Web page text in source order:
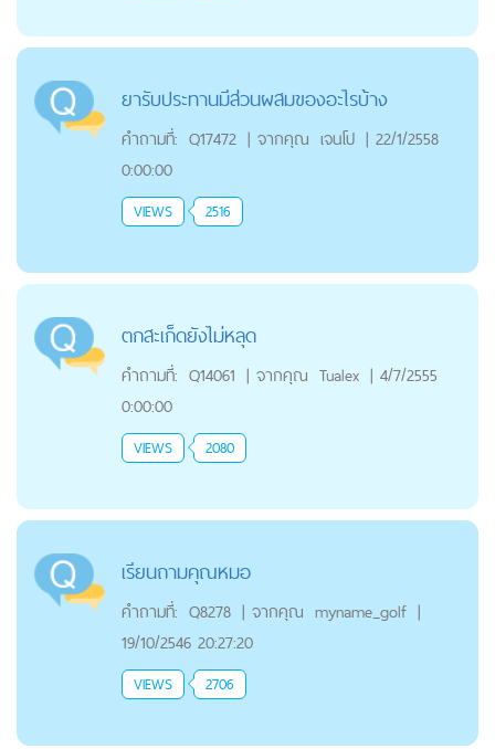
ยารับประทานมีส่วนผสมของอะไรบ้าง
คำถามที่: Q17472 | จากคุณ เจนโป | 22/1/2558
0:00:00
VIEWS 2516
ตกสะเก็ดยังไม่หลุด
คำถามที่: Q14061 | จากคุณ Tualex | 4/7/2555
0:00:00
VIEWS 2080
เรียนถามคุณหมอ
คำถามที่: Q8278 | จากคุณ myname_golf |
19/10/2546 20:27:20
VIEWS 2706